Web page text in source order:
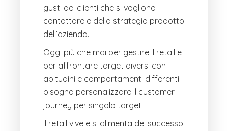
gusti dei clienti che si vogliono
contattare e della strategia prodotto
dell’azienda.
Oggi più che mai per gestire il retail e
per affrontare target diversi con
abitudini e comportamenti differenti
bisogna personalizzare il customer
journey per singolo target.
Il retail vive e si alimenta del successo